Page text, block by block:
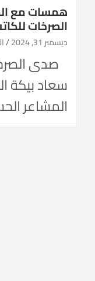
همسات مع
الصرخات
ديسمبر 31, 2024
صدى
سعاد بيكة
المشاعر